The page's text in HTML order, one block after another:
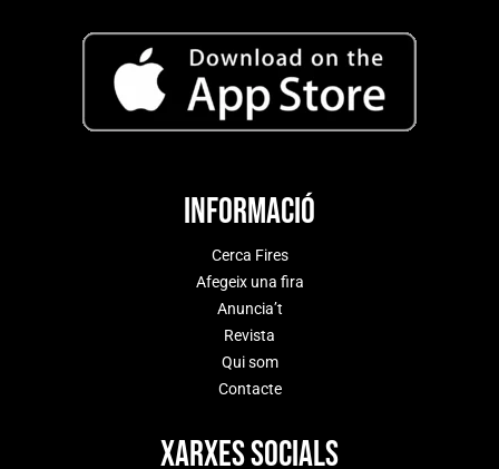
Informació
Cerca Fires
Afegeix una fira
Anuncia’t
Revista
Qui som
Contacte
Xarxes socials